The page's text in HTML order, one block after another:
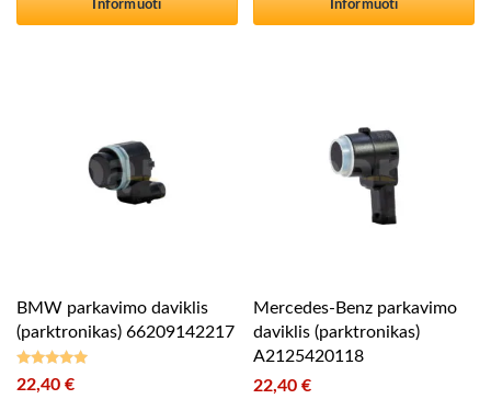
Informuoti Informuoti
BMW parkavimo daviklis
(parktronikas) 66209142217
Įvertinimas:
22,40 €
Mercedes-Benz parkavimo
daviklis (parktronikas)
A2125420118
22,40€